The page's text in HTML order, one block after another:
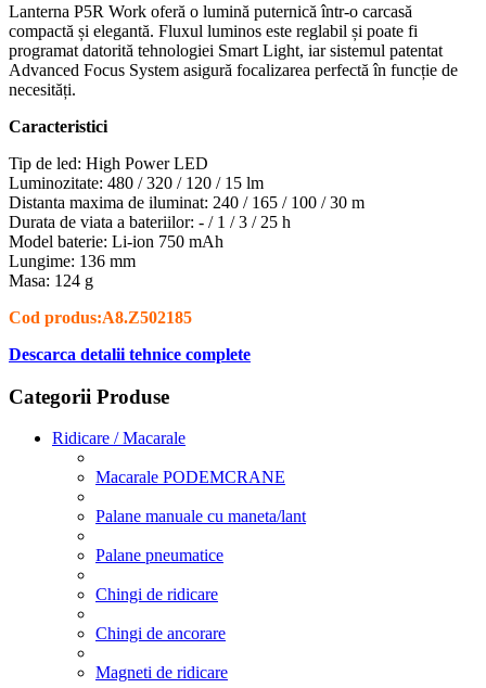
Lanterna P5R Work oferă o lumină puternică într-o carcasă
compactă și elegantă. Fluxul luminos este reglabil și poate fi
programat datorită tehnologiei Smart Light, iar sistemul patentat
Advanced Focus System asigură focalizarea perfectă în funcție de
necesități.
Caracteristici
Tip de led: High Power LED
Luminozitate: 480 / 320 / 120 / 15 lm
Distanta maxima de iluminat: 240 / 165 / 100 / 30 m
Durata de viata a bateriilor: - / 1 / 3 / 25 h
Model baterie: Li-ion 750 mAh
Lungime: 136 mm
Masa: 124 g
Cod produs:A8.Z502185
Descarca detalii tehnice complete
Categorii Produse
Ridicare / Macarale
Macarale PODEMCRANE
Palane manuale cu maneta/lant
Palane pneumatice
Chingi de ridicare
Chingi de ancorare
Magneti de ridicare